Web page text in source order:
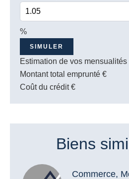
%
SIMULER
Estimation de vos mensualités
Montant total emprunté €
Coût du crédit€
Biens
Commerce,